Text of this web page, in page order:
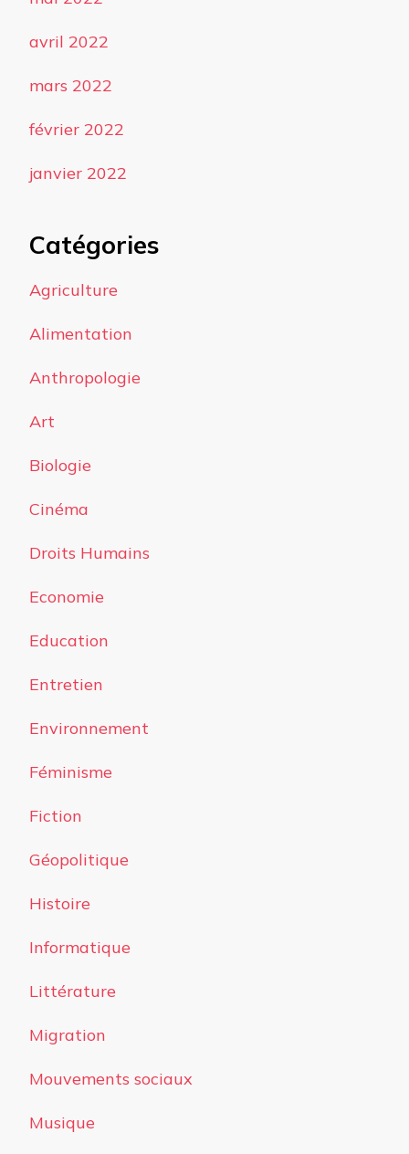
avril 2022
mars 2022
février 2022
janvier 2022
Catégories
Agriculture
Alimentation
Anthropologie
Art
Biologie
Cinéma
Droits Humains
Economie
Education
Entretien
Environnement
Féminisme
Fiction
Géopolitique
Histoire
Informatique
Littérature
Migration
Mouvements sociaux
Musique